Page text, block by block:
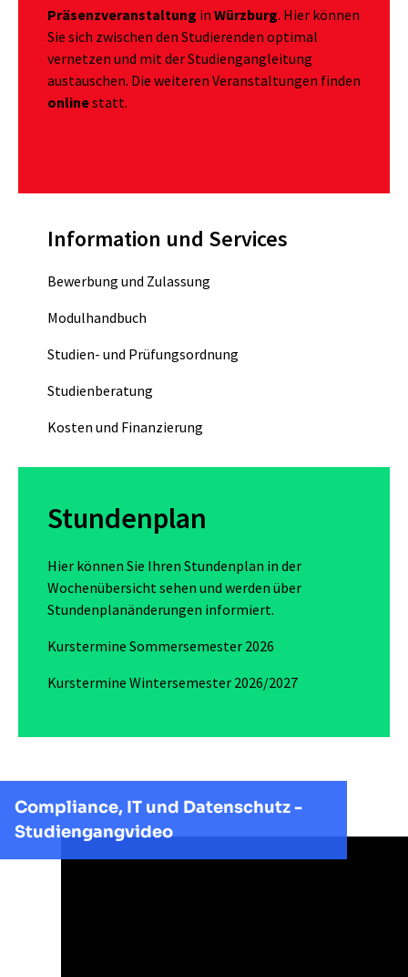
Präsenzveranstaltung in Würzburg. Hier können
Sie sich zwischen den Studierenden optimal
vernetzen und mit der Studiengangleitung
austauschen. Die weiteren Veranstaltungen finden
onlinestatt.
Information und Services
Bewerbung und Zulassung
Modulhandbuch
Studien- und Prüfungsordnung
Studienberatung
Kosten und Finanzierung
Stundenplan
Hier können Sie Ihren Stundenplan in der
Wochenübersicht sehen und werden über
Stundenplanänderungen informiert.
Kurstermine Sommersemester 2026​​​​​​​
Kurstermine Wintersemester 2026/2027
Compliance, IT und Datenschutz -
Studiengangvideo